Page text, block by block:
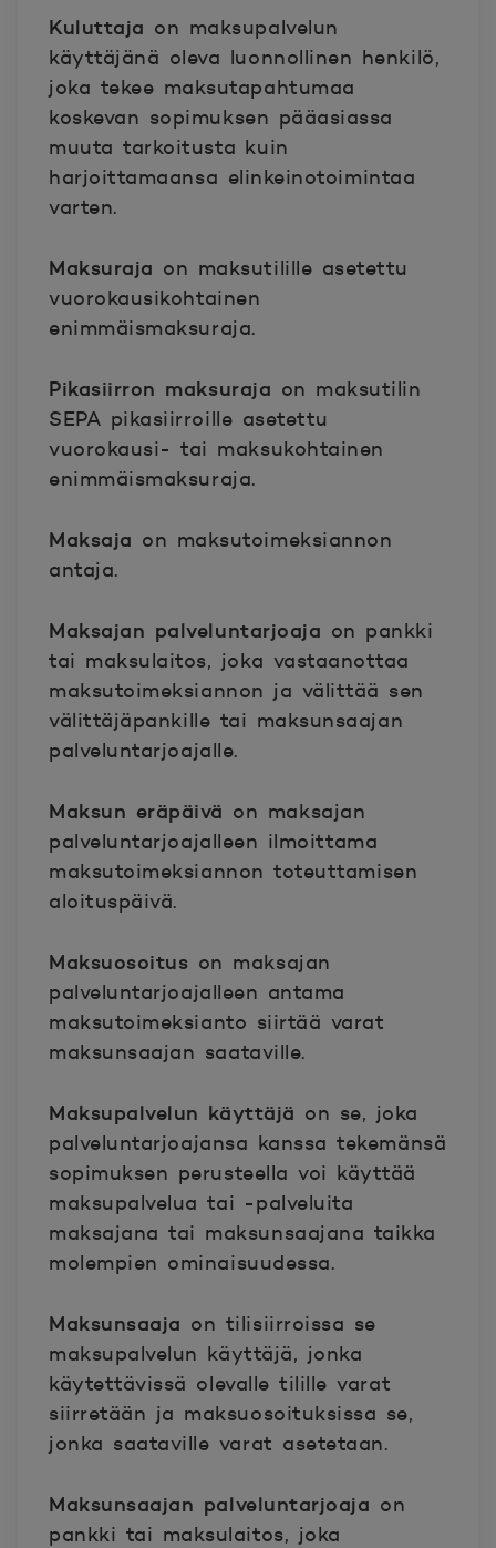
Kuluttaja on maksupalvelun
käyttäjänä oleva luonnollinen henkilö,
joka tekee maksutapahtumaa
koskevan sopimuksen pääasiassa
muuta tarkoitusta kuin
harjoittamaansa elinkeinotoimintaa
varten.
Maksuraja on maksutilille asetettu
vuorokausikohtainen
enimmäismaksuraja.
Pikasiirron maksuraja on maksutilin
SEPA pikasiirroille asetettu
vuorokausi- tai maksukohtainen
enimmäismaksuraja.
Maksaja on maksutoimeksiannon
antaja.
Maksajan palveluntarjoaja on pankki
tai maksulaitos, joka vastaanottaa
maksutoimeksiannon ja välittää sen
välittäjäpankille tai maksunsaajan
palveluntarjoajalle.
Maksun eräpäivä on maksajan
palveluntarjoajalleen ilmoittama
maksutoimeksiannon toteuttamisen
aloituspäivä.
Maksuosoitus on maksajan
palveluntarjoajalleen antama
maksutoimeksianto siirtää varat
maksunsaajan saataville.
Maksupalvelun käyttäjä on se, joka
palveluntarjoajansa kanssa tekemänsä
sopimuksen perusteella voi käyttää
maksupalvelua tai -palveluita
maksajana tai maksunsaajana taikka
molempien ominaisuudessa.
Maksunsaaja on tilisiirroissa se
maksupalvelun käyttäjä, jonka
käytettävissä olevalle tilille varat
siirretään ja maksuosoituksissa se,
jonka saataville varat asetetaan.
Maksunsaajan palveluntarjoaja on
pankki tai maksulaitos, joka